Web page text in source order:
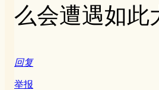
么会遭遇如此
回复
举报